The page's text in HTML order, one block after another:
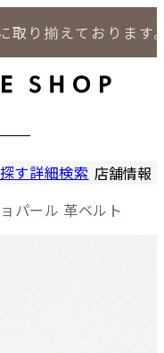
揃えております。
す詳細検索 店舗情報
LIPS
パール 革ベルト